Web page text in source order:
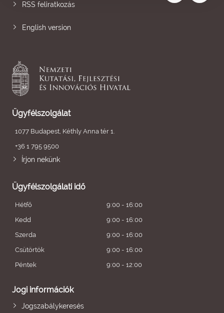
RSS feliratkozás
English version
Ügyfélszolgálat
1077 Budapest, Kéthly Anna tér 1.
+36 1 795 9500
Írjon nekünk
Ügyfélszolgálati idő
Hétfő
9:00 - 16:00
Kedd
9:00 - 16:00
Szerda
9:00 - 16:00
Csütörtök
9:00 - 16:00
Péntek
9:00 - 12:00
Jogi információk
Jogszabálykeresés